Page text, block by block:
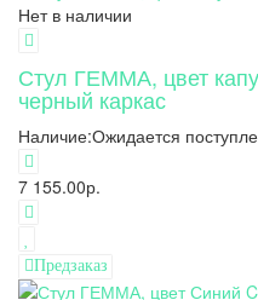
Нет в наличии
Стул ГЕММА, цвет
черный каркас
Наличие:Ожидается
7 155.00р.
Предзаказ